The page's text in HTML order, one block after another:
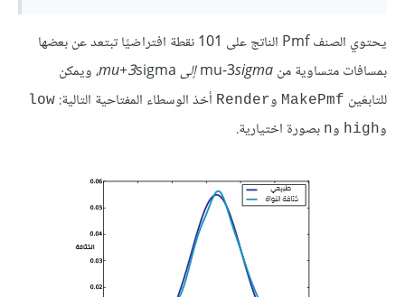
يحتوي الصنف Pmf الناتج على 101 نقطة افتراضيًا تبتعد عن بعضها
بمسافات متساوية من mu-3sigma إلى mu+3
sigma، ويمكن
للتابعَين MakePmf وRender أخذ الوسطاء المفتاحية التالية: low
وhigh وn بصورة اختيارية.